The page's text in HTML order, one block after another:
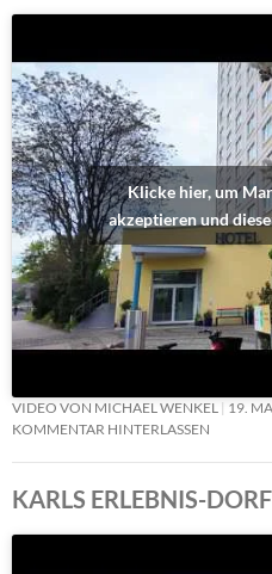
Klicke hier, um
akzeptieren und
VIDEO VON MICHAEL WENKEL 19.
KOMMENTAR HINTERLASSEN
KARLS ERLEBNIS-DORF